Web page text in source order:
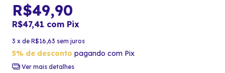
R$49,90
R$47,41 com Pix
3 x de R$16,63 sem juros
5% de desconto pagando com Pix
Ver mais detalhes